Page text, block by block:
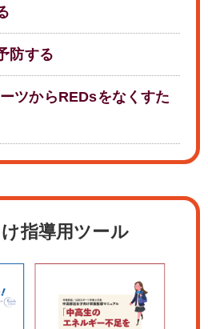
防する
ツからREDsをなくすた
指導用ツール